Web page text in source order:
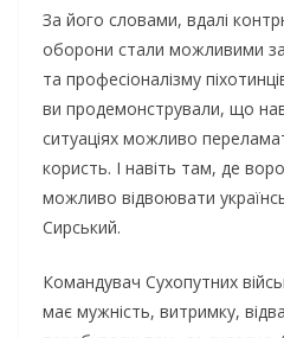
За його словами, вдалі
оборони стали можливими
та професіоналізму
ви продемонстрували, що
ситуаціях можливо
користь. І навіть там, де
можливо відвоювати
Сирський.
Командувач Сухопутних
має мужність, витримку,